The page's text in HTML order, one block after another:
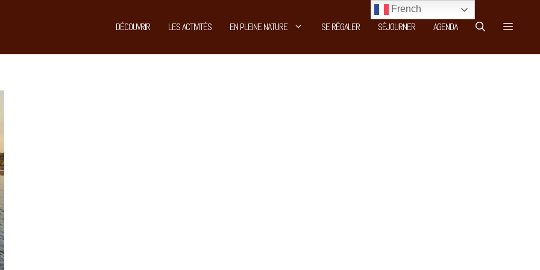
DÉCOUVRIR LES ACTIVITÉS EN PLEINE NATURE SE RÉGALER SÉJOURNER AGENDA
French